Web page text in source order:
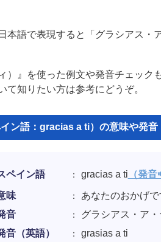
本語で表現すると「グラシアス・
）』を使った例文や発音チェック
知りたい方は参考にどうぞ。
ン語：gracias a ti）の意味や発音
ペイン語 gracias a ti （発音
味
あなたのおかげで
音
グラシアス・ア・
音（英語）
grasias a ti